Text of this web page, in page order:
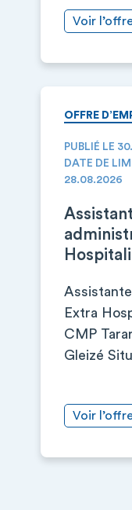
Voir
OFFRE
PUBLIÉ LE
DATE DE
28.08.2026
Extra
CMP
Gleizé
Voir